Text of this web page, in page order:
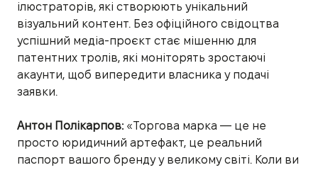
ілюстраторів, які створюють унікальний
візуальний контент. Без офіційного свідоцтва
успішний медіа-проєкт стає мішенню для
патентних тролів, які моніторять зростаючі
акаунти, щоб випередити власника у подачі
заявки.
Антон Полікарпов:«Торгова марка — це не
просто юридичний артефакт, це реальний
паспорт вашого бренду у великому світі. Коли ви